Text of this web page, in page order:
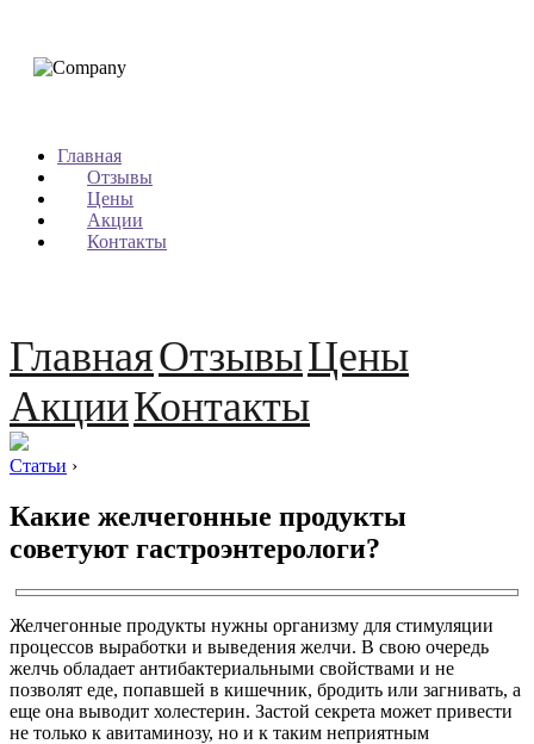
Главная
Отзывы
Цены
Акции
Контакты
ГлавнаяОтзывыЦены
АкцииКонтакты
Статьи ›
Какие желчегонные продукты
советуют гастроэнтерологи?
Желчегонные продукты нужны организму для стимуляции
процессов выработки и выведения желчи. В свою очередь
желчь обладает антибактериальными свойствами и не
позволят еде, попавшей в кишечник, бродить или загнивать, а
еще она выводит холестерин. Застой секрета может привести
не только к авитаминозу, но и к таким неприятным